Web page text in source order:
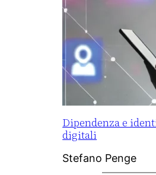
Dipendenza e
digitali
Stefano Penge